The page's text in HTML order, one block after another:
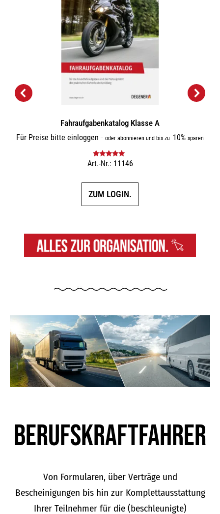
Fahraufgabenkatalog Klasse A
Für Preise bitte einloggen – oder abonnieren und bis zu 10% sparen
Bewertet mit
Art.-Nr.: 11146
ZUM LOGIN.
Berufskraft­fahrer
Von Formularen, über Verträge und
Bescheinigungen bis hin zur Komplettausstattung
Ihrer Teilnehmer für die (beschleunigte)